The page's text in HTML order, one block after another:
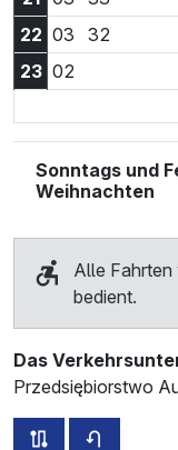
22 03 22:03 Uhr
32
23 02
Sonntags und
Weihnachten
Alle
bedient.
Das
Przedsiębiorstwo
alle Strecken